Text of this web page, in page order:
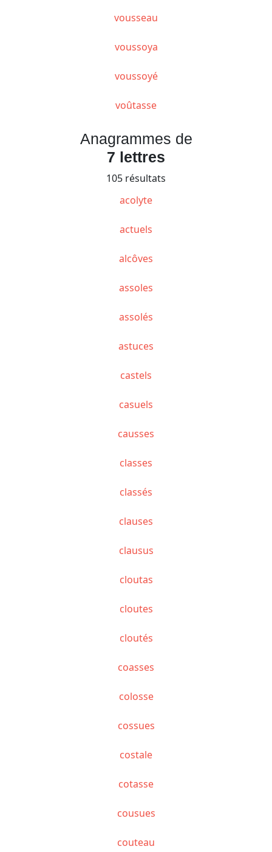
vousseau
voussoya
voussoyé
voûtasse
Anagrammes de
7 lettres
105 résultats
acolyte
actuels
alcôves
assoles
assolés
astuces
castels
casuels
causses
classes
classés
clauses
clausus
cloutas
cloutes
cloutés
coasses
colosse
cossues
costale
cotasse
cousues
couteau